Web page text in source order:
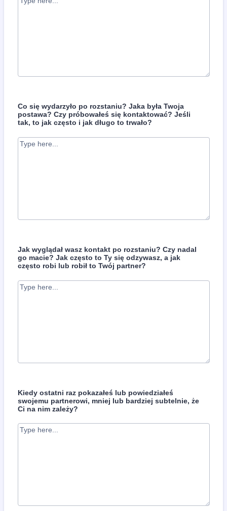
Co się wydarzyło po rozstaniu? Jaka była Twoja
postawa? Czy próbowałeś się kontaktować? Jeśli
tak, to jak często i jak długo to trwało?
Jak wyglądał wasz kontakt po rozstaniu? Czy nadal
go macie? Jak często to Ty się odzywasz, a jak
często robi lub robił to Twój partner?
Kiedy ostatni raz pokazałeś lub powiedziałeś
swojemu partnerowi, mniej lub bardziej subtelnie, że
Ci na nim zależy?